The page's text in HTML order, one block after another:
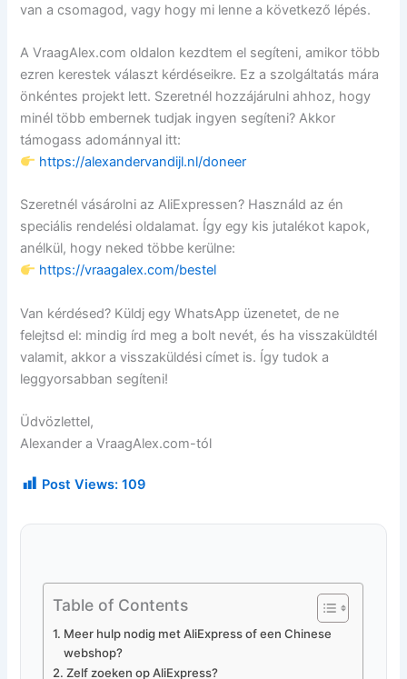
van a csomagod, vagy hogy mi lenne a következő lépés.
A VraagAlex.com oldalon kezdtem el segíteni, amikor több
ezren kerestek választ kérdéseikre. Ez a szolgáltatás mára
önkéntes projekt lett. Szeretnél hozzájárulni ahhoz, hogy
minél több embernek tudjak ingyen segíteni? Akkor
támogass adománnyal itt:
https://alexandervandijl.nl/doneer
Szeretnél vásárolni az AliExpressen? Használd az én
speciális rendelési oldalamat. Így egy kis jutalékot kapok,
anélkül, hogy neked többe kerülne:
https://vraagalex.com/bestel
Van kérdésed? Küldj egy WhatsApp üzenetet, de ne
felejtsd el: mindig írd meg a bolt nevét, és ha visszaküldtél
valamit, akkor a visszaküldési címet is. Így tudok a
leggyorsabban segíteni!
Üdvözlettel,
Alexander a VraagAlex.com-tól
Post Views: 109
Table of Contents
Meer hulp nodig met AliExpress of een Chinese
webshop?
Zelf zoeken op AliExpress?